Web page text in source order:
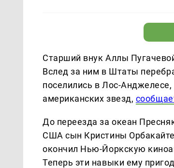
Старший внук Аллы
Вслед за ним в Штаты
поселились в Лос-
американских звезд,
До переезда за океан
США сын Кристины
окончил Нью-Йоркскую
Теперь эти навыки ему